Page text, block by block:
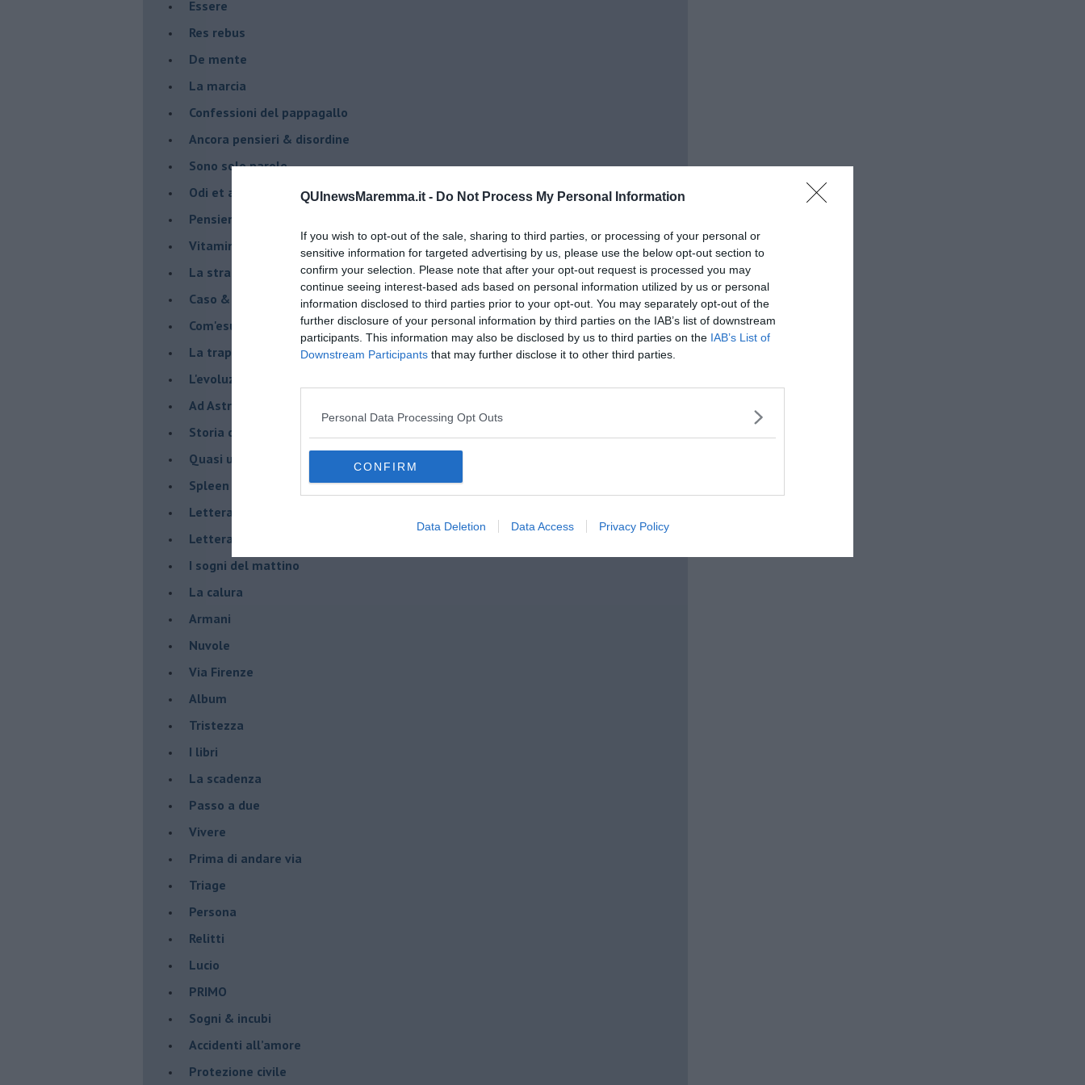
QUInewsMaremma.it - Do Not Process My Personal Information
If you wish to opt-out of the sale, sharing to third parties, or processing of your personal or
sensitive information for targeted advertising by us, please use the below opt-out section to
confirm your selection. Please note that after your opt-out request is processed you may
continue seeing interest-based ads based on personal information utilized by us or personal
information disclosed to third parties prior to your opt-out. You may separately opt-out of the
further disclosure of your personal information by third parties on the IAB’s list of downstream
participants. This information may also be disclosed by us to third parties on the IAB’s List of
Downstream Participants that may further disclose it to other third parties.
Personal Data Processing Opt Outs
CONFIRM
Data Deletion Data Access Privacy Policy
Essere
Res rebus
De mente
La marcia
Confessioni del pappagallo
Ancora pensieri & disordine
Sono solo parole
Odi et amo
Pensieri in disordine sparso
Vitamina D
La strada
Caso & cambiamento
Com'esuli pensieri
La trappola di Tucidide, o della 3ª C
L'evoluzione umana
Ad Astra
Storia di io - Quasi un compito in classe
Quasi una lezione
Spleen
Lettera a un amico
Lettera al sultano
I sogni del mattino
La calura
Armani
Nuvole
Via Firenze
Album
Tristezza
I libri
La scadenza
Passo a due
Vivere
Prima di andare via
Triage
Persona
Relitti
Lucio
PRIMO
Sogni & incubi
Accidenti all’amore
Protezione civile